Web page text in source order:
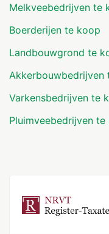
Melkveebedrijven te
Boerderijen te koop
Landbouwgrond te
Akkerbouwbedrijven
Varkensbedrijven te
Pluimveebedrijven te